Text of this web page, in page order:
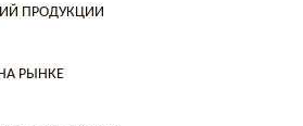
ПРОДУКЦИИ
РЫНКЕ